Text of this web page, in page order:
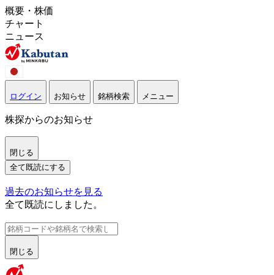
概要・株価
チャート
ニュース
ログイン お知らせ 銘柄検索 メニュー
株探からのお知らせ
閉じる
全て既読にする
過去のお知らせを見る
全て既読にしました。
閉じる